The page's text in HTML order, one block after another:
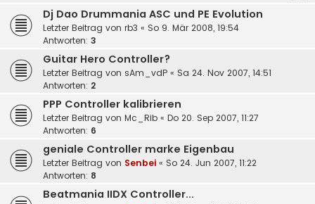
Dj Dao Drummania ASC und PE Evolution
Letzter Beitrag von rb3 « So 9. Mär 2008, 19:54
Antworten: 3
Guitar Hero Controller?
Letzter Beitrag von sAm_vdP « Sa 24. Nov 2007, 14:51
Antworten: 2
PPP Controller kalibrieren
Letzter Beitrag von Mc_Rib « Do 20. Sep 2007, 11:27
Antworten: 6
geniale Controller marke Eigenbau
Letzter Beitrag von Senbei « So 24. Jun 2007, 11:22
Antworten: 8
Beatmania IIDX Controller...